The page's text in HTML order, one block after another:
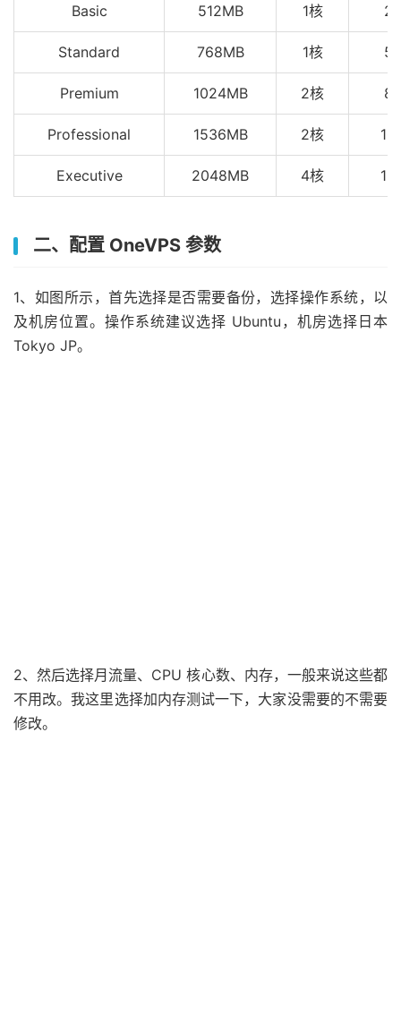
Basic 512MB 1核
Standard 768MB 1核
Premium 1024MB 2核
Professional 1536MB 2核
Executive 2048MB 4核
二、配置 OneVPS 参数
1、如图所示，首先选择是否需要备份，选择操作系统，以
及机房位置。操作系统建议选择 Ubuntu，机房选择日本
Tokyo JP。
2、然后选择月流量、CPU 核心数、内存，一般来说这些都
不用改。我这里选择加内存测试一下，大家没需要的不需要
修改。